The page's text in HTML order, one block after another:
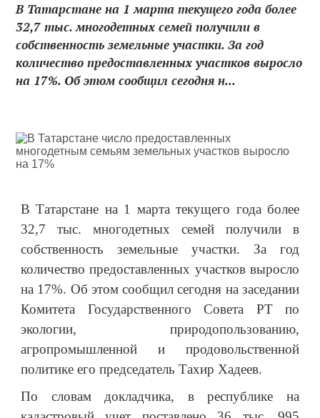
В Татарстане на 1 марта текущего года более
32,7 тыс. многодетных семей получили в
собственность земельные участки. За год
количество предоставленных участков выросло
на 17%. Об этом сообщил сегодня н...
В Татарстане на 1 марта текущего года более
32,7 тыс. многодетных семей получили в
собственность земельные участки. За год
количество предоставленных участков выросло
на 17%. Об этом сообщил сегодня на заседании
Комитета Государственного Совета РТ по
экологии, природопользованию,
агропромышленной и продовольственной
политике его председатель Тахир Хадеев.
По словам докладчика, в республике на